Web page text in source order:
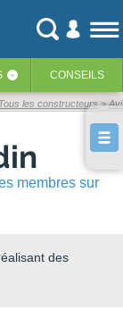
‹ CONSEILS
Tous les constructeurs
membres sur
des